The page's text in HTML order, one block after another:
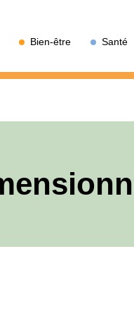
Bien-être Santé